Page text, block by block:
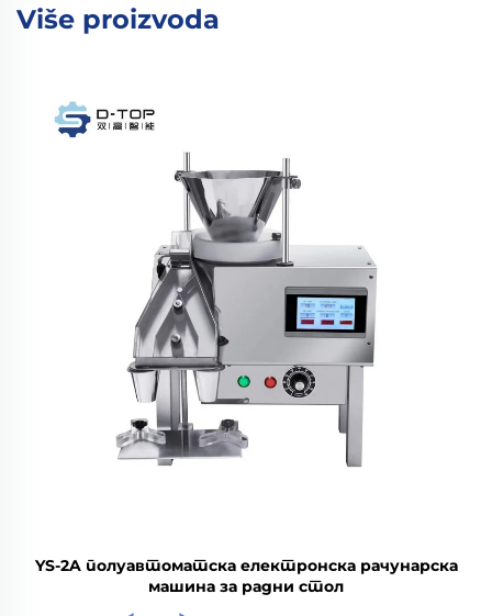
Više proizvoda
YS-2A полуавтоматска електронска рачунарска
машина за радни стол